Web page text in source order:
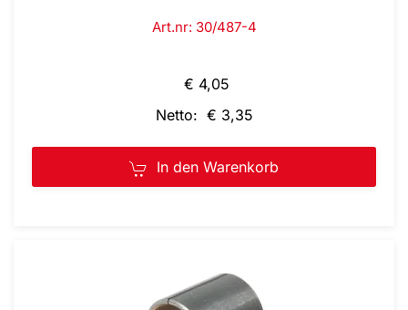
Art.nr: 30/487-4
€ 4,05
Netto: € 3,35
In den Warenkorb